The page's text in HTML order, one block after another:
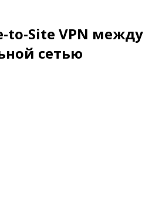
to-Site VPN между
сетью